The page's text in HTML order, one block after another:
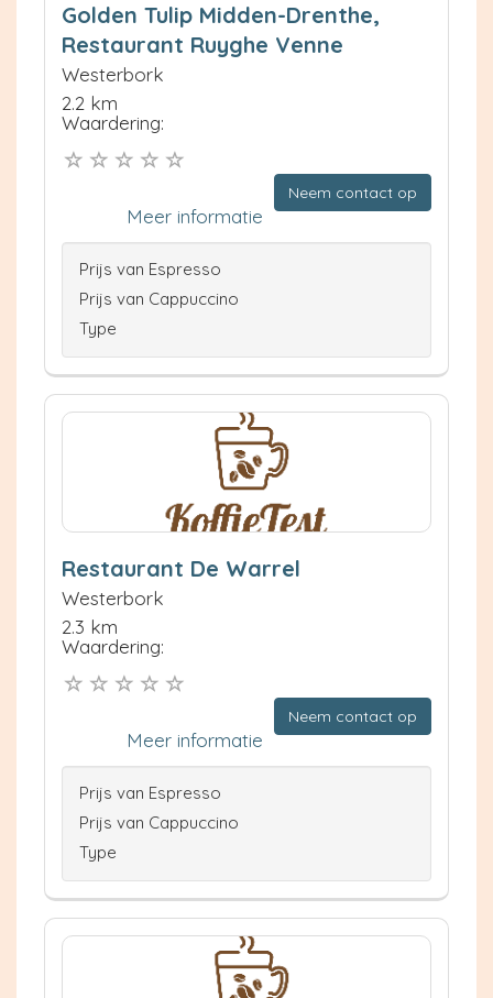
Golden Tulip Midden-Drenthe,
Restaurant Ruyghe Venne
Westerbork
2.2 km
Waardering:
Neem contact op
Meer informatie
Prijs van Espresso
Prijs van Cappuccino
Type
Restaurant De Warrel
Westerbork
2.3 km
Waardering:
Neem contact op
Meer informatie
Prijs van Espresso
Prijs van Cappuccino
Type